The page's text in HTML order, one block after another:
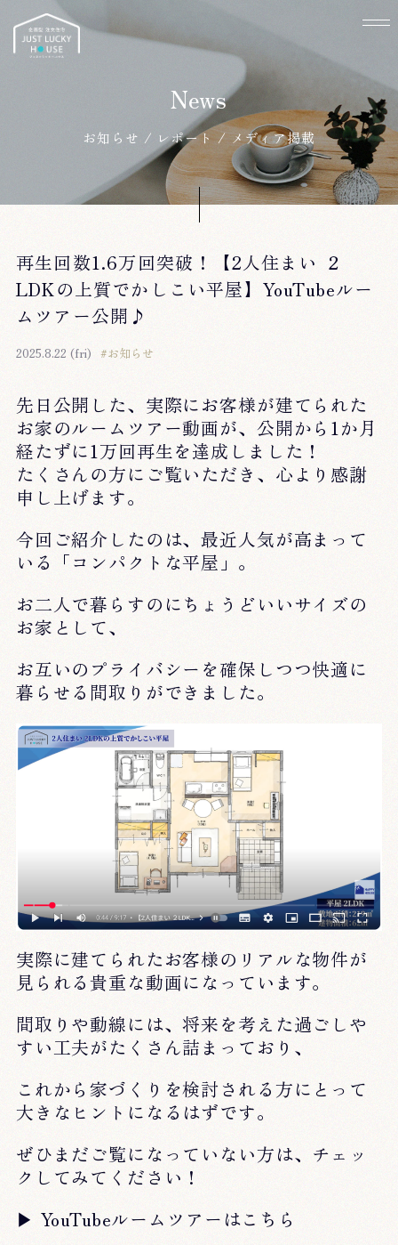
お知らせ / レポート / メディア掲載
再生回数1.6万回突破！【2人住まい ２
LDKの上質でかしこい平屋】YouTubeルー
ムツアー公開♪
2025.8.22 (fri) #お知らせ
先日公開した、実際にお客様が建てられた
お家のルームツアー動画が、公開から1か月
経たずに1万回再生を達成しました！
たくさんの方にご覧いただき、心より感謝
申し上げます。
今回ご紹介したのは、最近人気が高まって
いる「コンパクトな平屋」。
お二人で暮らすのにちょうどいいサイズの
お家として、
お互いのプライバシーを確保しつつ快適に
暮らせる間取りができました。
実際に建てられたお客様のリアルな物件が
見られる貴重な動画になっています。
間取りや動線には、将来を考えた過ごしや
すい工夫がたくさん詰まっており、
これから家づくりを検討される方にとって
大きなヒントになるはずです。
ぜひまだご覧になっていない方は、チェッ
クしてみてください！
▶ YouTubeルームツアーはこちら